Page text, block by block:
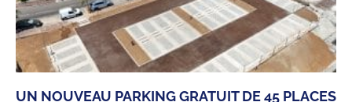
UN NOUVEAU PARKING GRATUIT DE 45 PLACES